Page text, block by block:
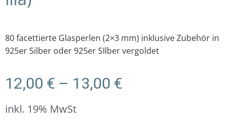
80 facettierte Glasperlen (2×3 mm) inklusive Zubehör in
925er Silber oder 925er SIlber vergoldet
12,00 € – 13,00 €
inkl. 19% MwSt